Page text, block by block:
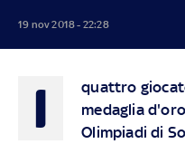
19 nov 2018 - 22:28
I
quattro
medaglia
Olimpiadi di